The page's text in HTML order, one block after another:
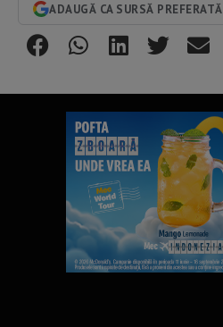
ADAUGĂ CA SURSĂ PREFERATĂ